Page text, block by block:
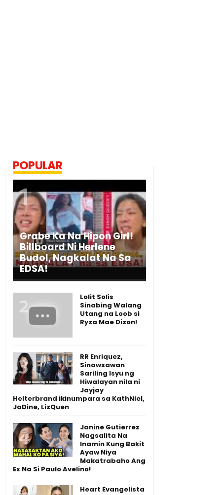
POPULAR
Grabe Ka Na Hipon Girl!
Billboard Ni Herlene
Budol, Nagkalat Na Sa
EDSA!
Lolit Solis
Sinabing Walang
Utang na Loob si
Ryza Mae Dizon!
RR Enriquez,
Sinawsawan
Sariling Isyu ng
Hiwalayan nila ni
Jayjay
Helterbrand ikinumpara sa KathNiel,
JaDine, LizQuen
Janine Gutierrez
Nagsalita Na
Inamin Kung Bakit
Ayaw Niya
Makatrabaho Ang
Ex Na Si Paulo Avelino!
Heart Evangelista